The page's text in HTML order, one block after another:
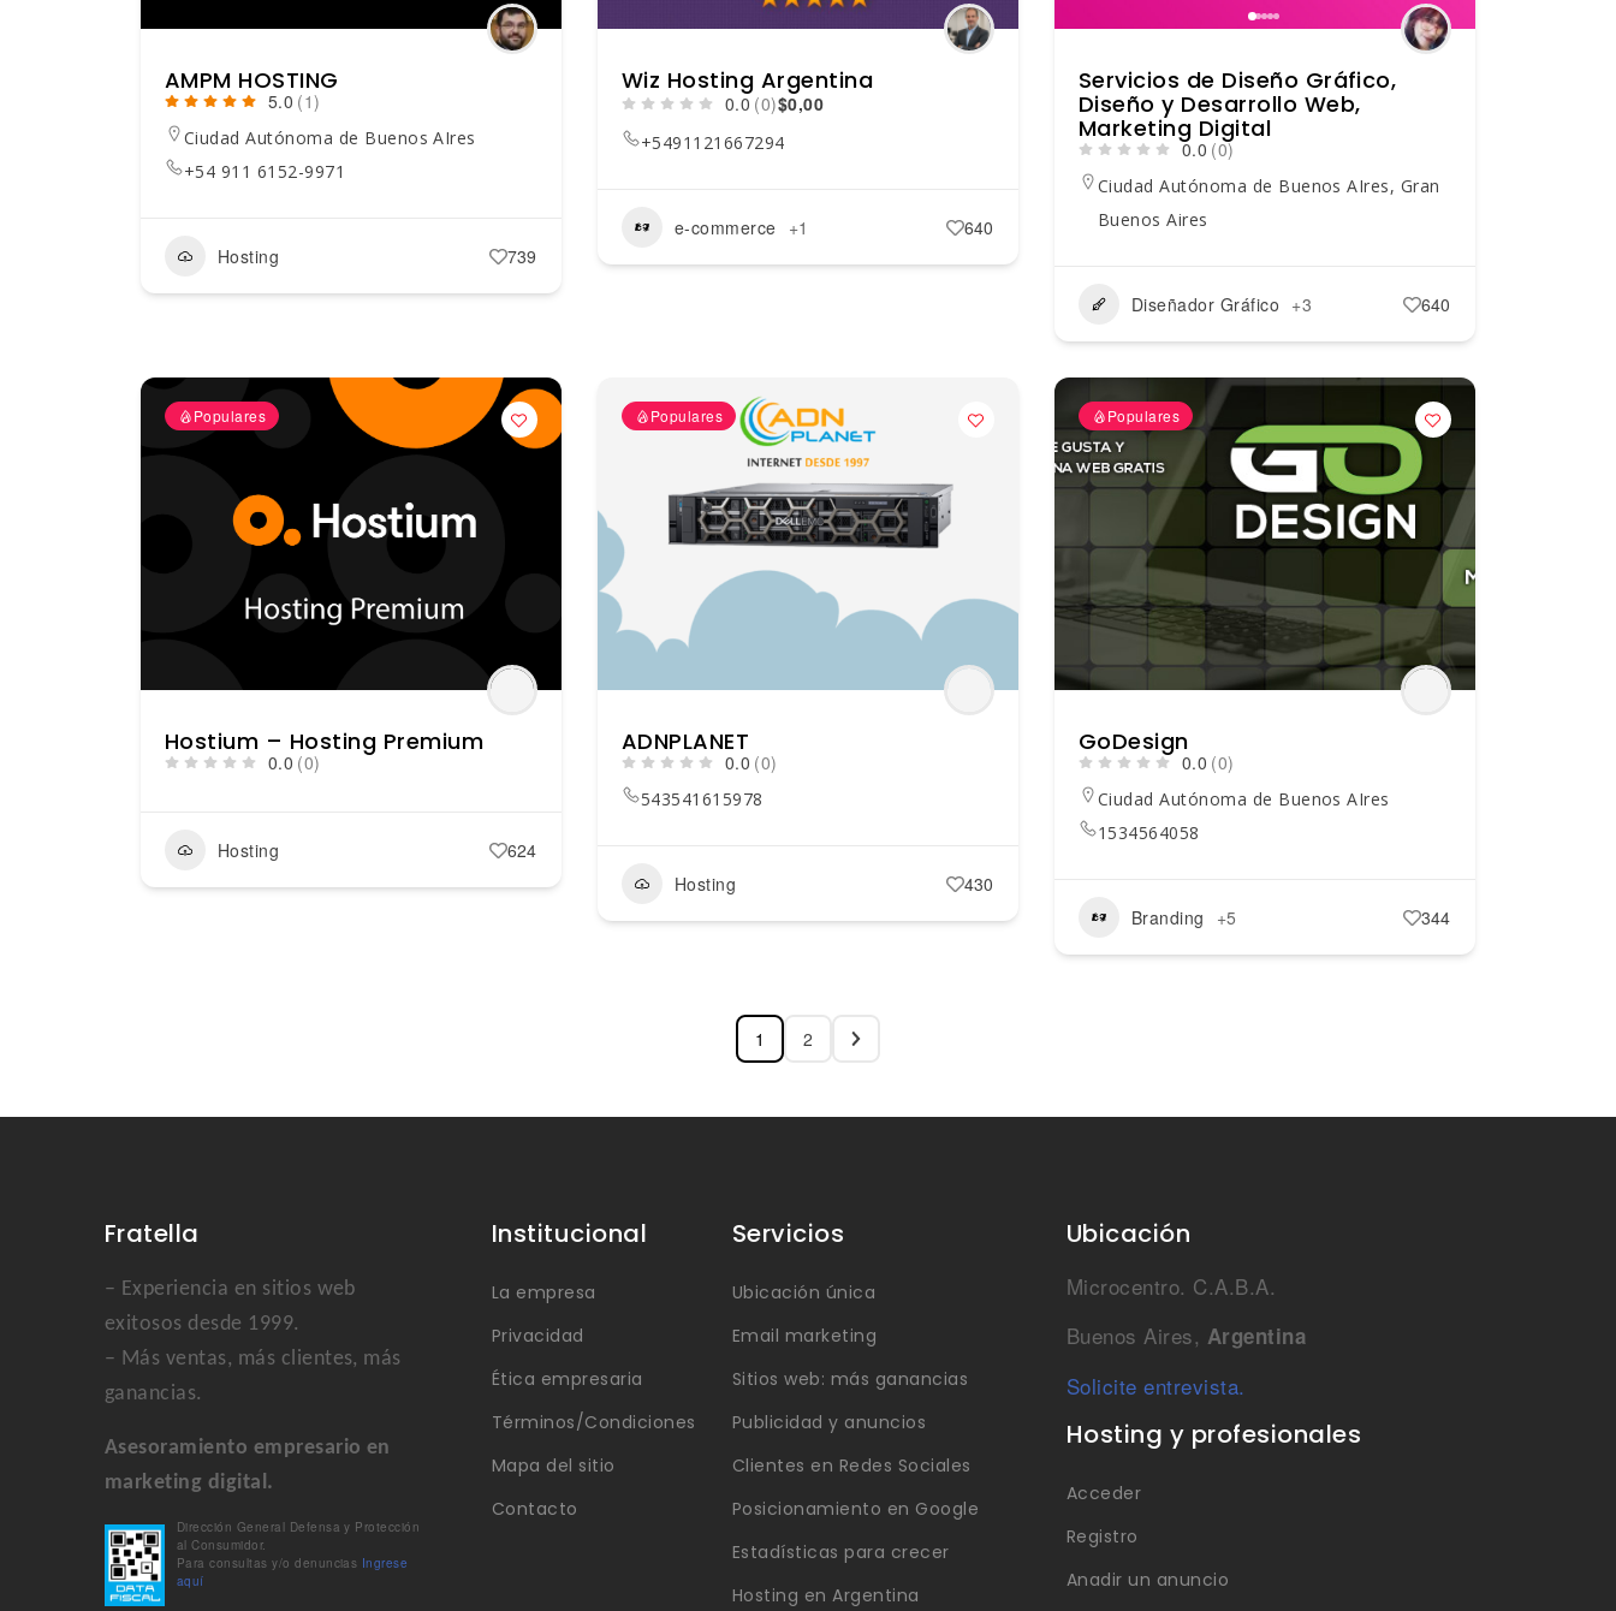
AMPM HOSTING
5.0 (1)
Ciudad Autónoma de Buenos AIres
+54 911 6152-9971
Hosting 739
Wiz Hosting Argentina
0.0 (0)$0,00
+5491121667294
e-commerce +1 640
Servicios de Diseño Gráfico,
Diseño y Desarrollo Web,
Marketing Digital
0.0 (0)
Ciudad Autónoma de Buenos AIres, Gran
Buenos Aires
Diseñador Gráfico +3 640
Populares
Hostium – Hosting Premium
0.0 (0)
Hosting 624
Populares
ADNPLANET
0.0 (0)
543541615978
Hosting 430
Populares
GoDesign
0.0 (0)
Ciudad Autónoma de Buenos AIres
1534564058
Branding +5 344
1 2
Fratella
– Experiencia en sitios web
exitosos desde 1999.
– Más ventas, más clientes, más
ganancias.
Asesoramiento empresario en
marketing digital.
Dirección General Defensa y Protección
al Consumidor.
Para consultas y/o denuncias Ingrese
aquí
Institucional
La empresa
Privacidad
Ética empresaria
Términos/Condiciones
Mapa del sitio
Contacto
Servicios
Ubicación única
Email marketing
Sitios web: más ganancias
Publicidad y anuncios
Clientes en Redes Sociales
Posicionamiento en Google
Estadísticas para crecer
Hosting en Argentina
Ubicación
Microcentro. C.A.B.A.
Buenos Aires, Argentina
Solicite entrevista.
Hosting y profesionales
Acceder
Registro
Anadir un anuncio